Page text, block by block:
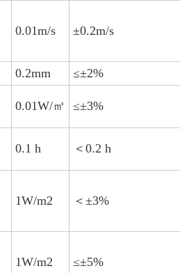
0.01m/s ±0.2m/s
0.2mm
≤±2%
0.01W/㎡ ≤±3%
0.1 h ＜0.2 h
1W/m2 ＜±3%
1W/m2 ≤±5%